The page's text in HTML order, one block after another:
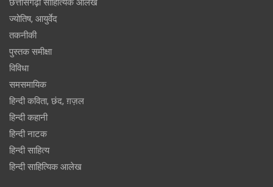
छत्तीसगढ़ी साहित्यिक आलेख
ज्योतिष, आयुर्वेद
तकनीकी
पुस्‍तक समीक्षा
विविधा
समसमायिक
हिन्दी कविता, छंद, ग़ज़ल
हिन्दी कहानी
हिन्‍दी नाटक
हिन्दी साहित्य
हिन्दी साहित्यिक आलेख